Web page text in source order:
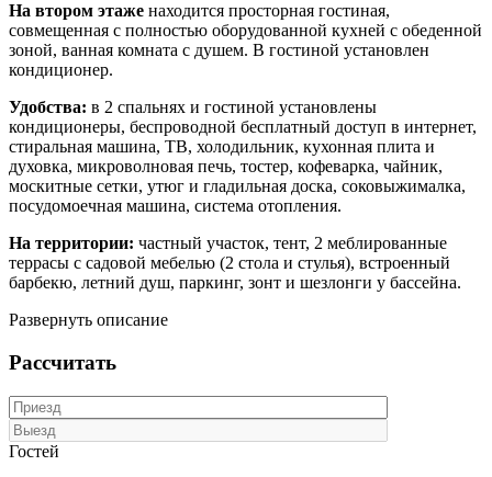
На втором этаже находится просторная гостиная,
совмещенная с полностью оборудованной кухней с обеденной
зоной, ванная комната с душем. В гостиной установлен
кондиционер.
Удобства: в 2 спальнях и гостиной установлены
кондиционеры, беспроводной бесплатный доступ в интернет,
стиральная машина, ТВ, холодильник, кухонная плита и
духовка, микроволновая печь, тостер, кофеварка, чайник,
москитные сетки, утюг и гладильная доска, соковыжималка,
посудомоечная машина, система отопления.
На территории: частный участок, тент, 2 меблированные
террасы с садовой мебелью (2 стола и стулья), встроенный
барбекю, летний душ, паркинг, зонт и шезлонги у бассейна.
Развернуть описание
Рассчитать
Гостей